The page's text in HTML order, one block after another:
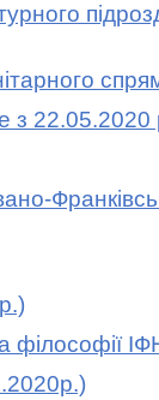
з 22.05.2020
філософії